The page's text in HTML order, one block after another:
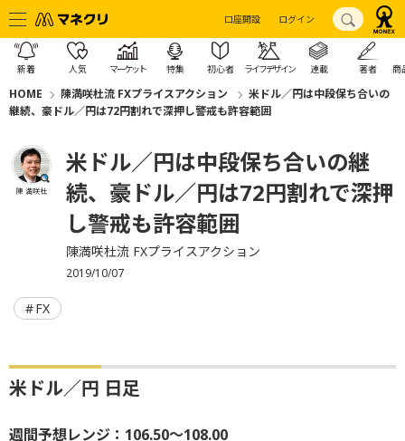
口座開設 ログイン
新着 人気 マーケット 特集 初心者 ライフデザイン 連載 著者 商
HOME 陳満咲杜流 FXプライスアクション
米ドル／円は中段保ち合いの
継続、豪ドル／円は72円割れで深押し警戒も許容範囲
陳 満咲杜
米ドル／円は中段保ち合いの継
続、豪ドル／円は72円割れで深押
し警戒も許容範囲
陳満咲杜流 FXプライスアクション
2019/10/07
FX
米ドル／円 日足
週間予想レンジ：106.50～108.00